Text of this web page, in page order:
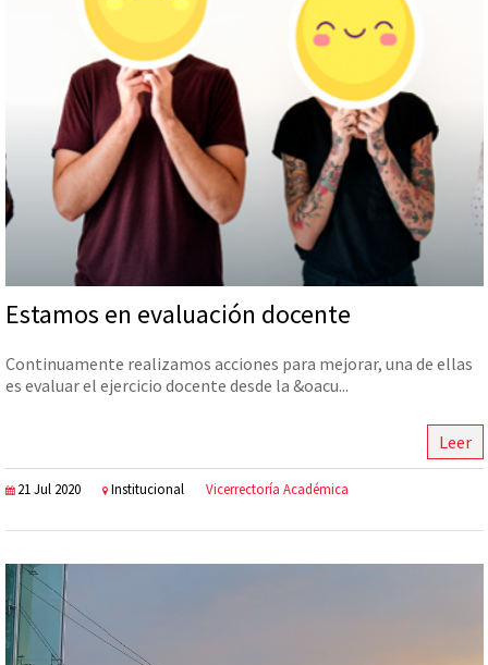
Estamos en evaluación docente
Continuamente realizamos acciones para mejorar, una de ellas
es evaluar el ejercicio docente desde la &oacu...
Leer
21 Jul 2020 Institucional Vicerrectoría Académica